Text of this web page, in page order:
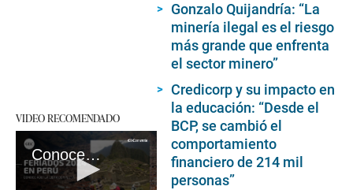
VIDEO RECOMENDADO
Conoce AQUÍ la lista de feriados del 2024 en Perú
Gonzalo Quijandría: “La
minería ilegal es el riesgo
más grande que enfrenta
el sector minero”
Credicorp y su impacto en
la educación: “Desde el
BCP, se cambió el
comportamiento
financiero de 214 mil
personas”